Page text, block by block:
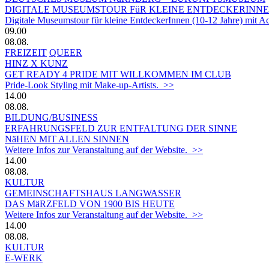
DIGITALE MUSEUMSTOUR FüR KLEINE
Digitale Museumstour für kleine EntdeckerInnen (10-12 Jahre) mit
09.00
08.08.
FREIZEIT QUEER
HINZ X KUNZ
GET READY 4 PRIDE MIT WILLKOMMEN IM CLUB
Pride-Look Styling mit Make-up-Artists. >>
14.00
08.08.
BILDUNG/BUSINESS
ERFAHRUNGSFELD ZUR ENTFALTUNG DER SINNE
NäHEN MIT ALLEN SINNEN
Weitere Infos zur Veranstaltung auf der Website. >>
14.00
08.08.
KULTUR
GEMEINSCHAFTSHAUS LANGWASSER
DAS MäRZFELD VON 1900 BIS HEUTE
Weitere Infos zur Veranstaltung auf der Website. >>
14.00
08.08.
KULTUR
E-WERK